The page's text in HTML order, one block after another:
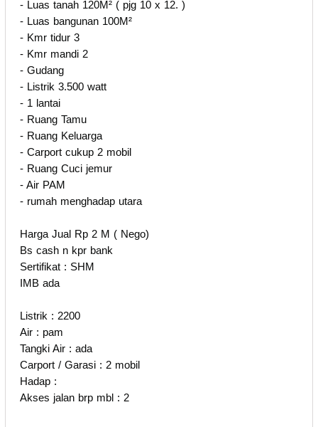
- Luas tanah 120M² ( pjg 10 x 12. )
- Luas bangunan 100M²
- Kmr tidur 3
- Kmr mandi 2
- Gudang
- Listrik 3.500 watt
- 1 lantai
- Ruang Tamu
- Ruang Keluarga
- Carport cukup 2 mobil
- Ruang Cuci jemur
- Air PAM
- rumah menghadap utara
Harga Jual Rp 2 M ( Nego)
Bs cash n kpr bank
Sertifikat : SHM
IMB ada
Listrik : 2200
Air : pam
Tangki Air : ada
Carport / Garasi : 2 mobil
Hadap :
Akses jalan brp mbl : 2